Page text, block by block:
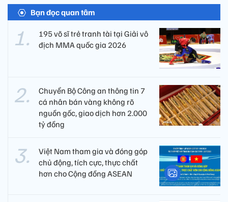
Bạn đọc quan tâm
195 võ sĩ trẻ tranh tài tại Giải vô
địch MMA quốc gia 2026
Chuyển Bộ Công an thông tin 7
cá nhân bán vàng không rõ
nguồn gốc, giao dịch hơn 2.000
tỷ đồng
Việt Nam tham gia và đóng góp
chủ động, tích cực, thực chất
hơn cho Cộng đồng ASEAN